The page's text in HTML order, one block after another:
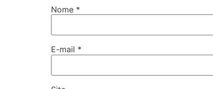
Nome *
E-mail *